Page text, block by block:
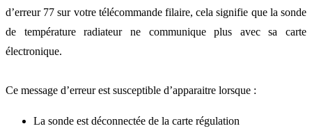
d’erreur 77 sur votre télécommande filaire, cela signifie que la sonde
de température radiateur ne communique plus avec sa carte
électronique.
Ce message d’erreur est susceptible d’apparaitre lorsque :
La sonde est déconnectée de la carte régulation